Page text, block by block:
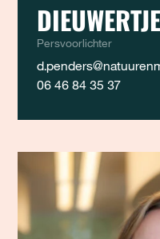
Persvoorlichter
06 46 84 35 37